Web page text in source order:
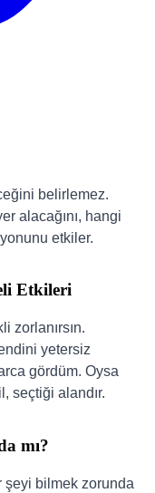
belirlemez.
alacağını, hangi
etkiler.
Etkileri
zorlanırsın.
yetersiz
gördüm. Oysa
seçtiği alandır.
mı?
şeyi bilmek zorunda